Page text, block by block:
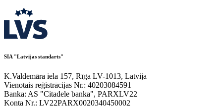
SIA "Latvijas standarts"
K.Valdemāra iela 157, Rīga LV-1013, Latvija
Vienotais reģistrācijas Nr.: 40203084591
Banka: AS "Citadele banka", PARXLV22
Konta Nr.: LV22PARX0020340450002